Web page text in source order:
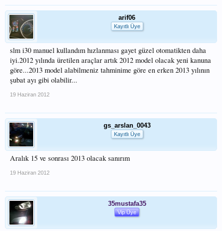
arif06
Kayıtlı Üye
slm i30 manuel kullandım hızlanması gayet güzel otomatikten daha
iyi.2012 yılında üretilen araçlar artık 2012 model olacak yeni kanuna
göre...2013 model alabilmeniz tahminime göre en erken 2013 yılının
şubat ayı gibi olabilir...
19 Haziran 2012
gs_arslan_0043
Kayıtlı Üye
Aralık 15 ve sonrası 2013 olacak sanırım
19 Haziran 2012
35mustafa35
Vip Üye